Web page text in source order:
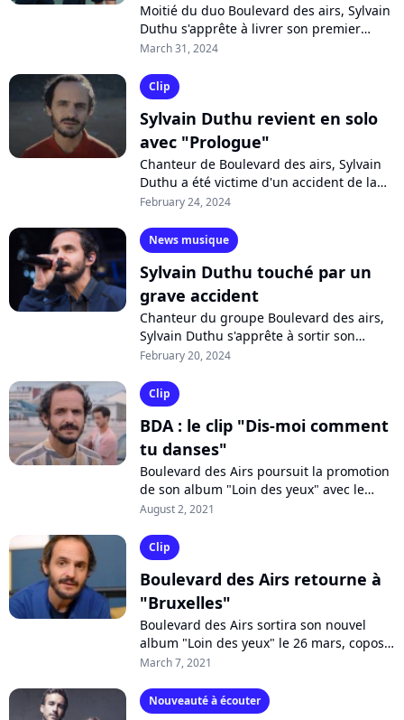
Moitié du duo Boulevard des airs, Sylvain
Duthu s'apprête à livrer son premier
album solo. Après un "Prologue", l'artiste
March 31, 2024
Clip
Sylvain Duthu revient en solo
avec "Prologue"
Chanteur de Boulevard des airs, Sylvain
Duthu a été victime d'un accident de la
route après un concert du groupe. Il se
February 24, 2024
News musique
Sylvain Duthu touché par un
grave accident
Chanteur du groupe Boulevard des airs,
Sylvain Duthu s'apprête à sortir son
premier album solo et le single
dramatique...
February 20, 2024
Clip
BDA : le clip "Dis-moi comment
tu danses"
Boulevard des Airs poursuit la promotion
de son album "Loin des yeux" avec le
solaire "Dis-moi comment tu danses", l'un
August 2, 2021
Clip
Boulevard des Airs retourne à
"Bruxelles"
Boulevard des Airs sortira son nouvel
album "Loin des yeux" le 26 mars, coposé
de 12 titres inédits et 12 duos. Pour le
March 7, 2021
Nouveauté à écouter